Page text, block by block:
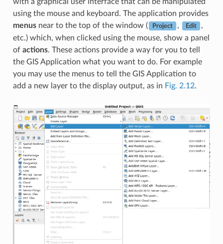
using the mouse and keyboard. The application provides
menusnear to the top of the window ( Project , Edit
,
etc.) which, when clicked using the mouse, show a panel
of actions. These actions provide a way for you to tell
the GIS Application what you want to do. For example
you may use the menus to tell the GIS Application to
add a new layer to the display output, as in Fig. 2.12.